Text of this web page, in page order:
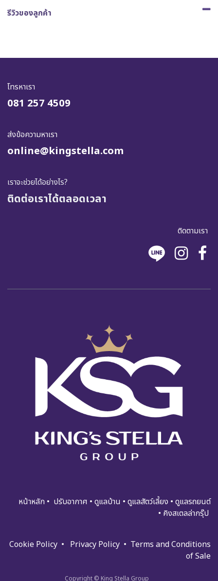
รีวิวของลูกค้า
โทรหาเรา
081 257 4509
ส่งข้อความหาเรา
online@kingstella.com
เราจะช่วยได้อย่างไร?
ติดต่อเราได้ตลอดเวลา
ติดตามเรา
หน้าหลัก • ปรับอ​​​​​า​กาศ • ดูแ​​​ล​บ้า​น • ดูแล​สัตว์เลี้ยง • ดูแล​รถย​นต์
• คิงสเตลล่ากรุ๊ป
Cookie Policy • Privacy Policy • Terms and Condi​tions
of Sale
Copyright © King Stella Group